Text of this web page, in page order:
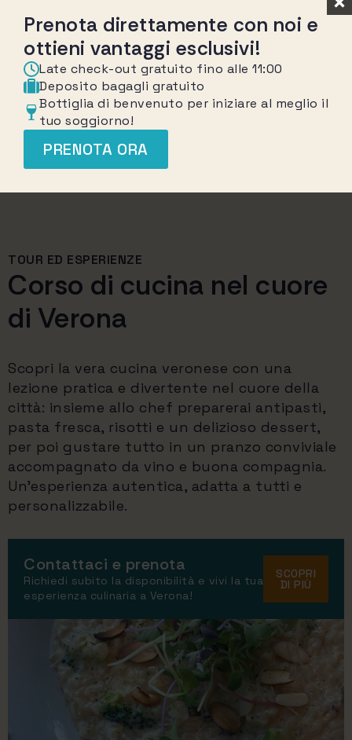
TOUR ED ESPERIENZE
Corso di cucina nel cuore
di Verona
Scopri la vera cucina veronese con una
lezione pratica e divertente nel cuore della
città: insieme allo chef preparerai antipasti,
pasta fresca, risotti e un delizioso dessert,
per poi gustare tutto in un pranzo conviviale
accompagnato da vino e buona compagnia.
Un’esperienza autentica, adatta a tutti e
personalizzabile.
Contattaci e prenota
Richiedi subito la disponibilità e vivi la tua
esperienza culinaria a Verona!
SCOPRI
DI PIÙ
Prenota direttamente con noi e
ottieni vantaggi esclusivi!
Late check-out gratuito fino alle 11:00
Deposito bagagli gratuito
Bottiglia di benvenuto per iniziare al meglio il
tuo soggiorno!
PRENOTA ORA